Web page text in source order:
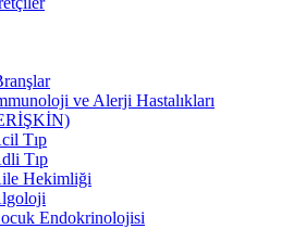
ve Alerji Hastalıkları
Tıp
Tıp
Hekimliği
Endokrinolojisi